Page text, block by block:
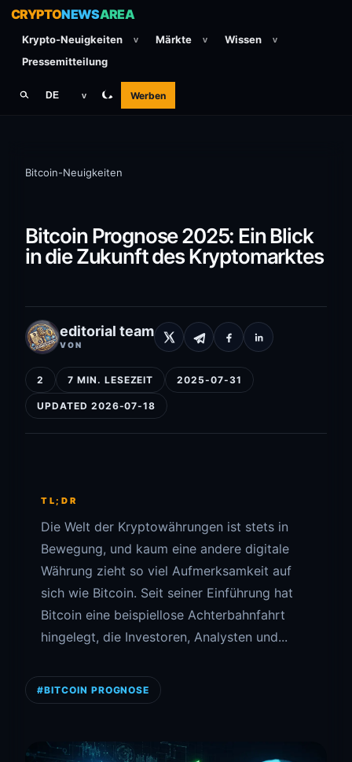
CRYPTONEWSAREA
Krypto-Neuigkeiten v Märkte v Wissen v
Pressemitteilung
DE v Werben
Bitcoin-Neuigkeiten
Bitcoin Prognose 2025: Ein Blick
in die Zukunft des Kryptomarktes
editorial team
VON
2 7 MIN. LESEZEIT 2025-07-31
UPDATED 2026-07-18
TL;DR
Die Welt der Kryptowährungen ist stets in
Bewegung, und kaum eine andere digitale
Währung zieht so viel Aufmerksamkeit auf
sich wie Bitcoin. Seit seiner Einführung hat
Bitcoin eine beispiellose Achterbahnfahrt
hingelegt, die Investoren, Analysten und...
#BITCOIN PROGNOSE